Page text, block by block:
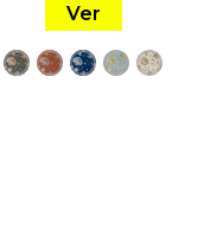
Ver